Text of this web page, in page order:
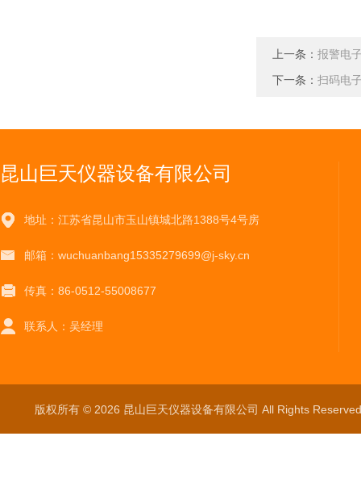
上一条： 报警电
下一条： 扫码电
昆山巨天仪器设备有限公司
地址：江苏省昆山市玉山镇城北路1388号4号房
邮箱：wuchuanbang15335279699@j-sky.cn
传真：86-0512-55008677
联系人：吴经理
版权所有 © 2026 昆山巨天仪器设备有限公司 All Rights